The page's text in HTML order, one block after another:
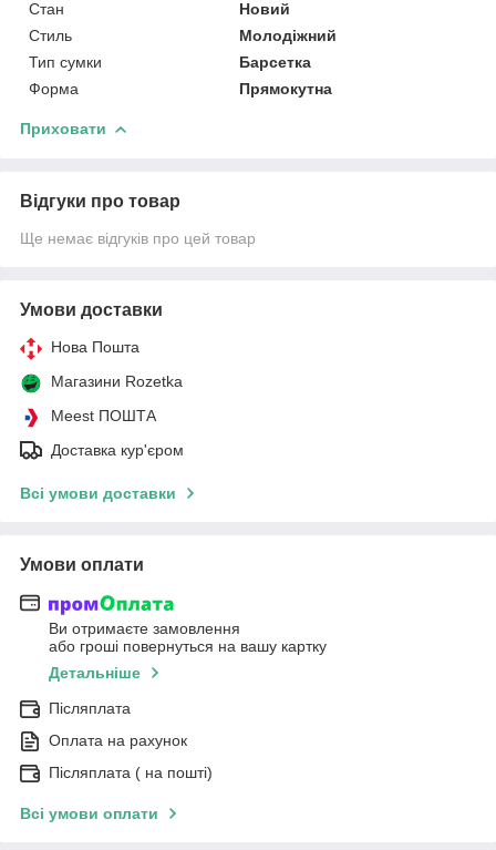
Стан
Новий
Стиль
Молодіжний
Тип сумки
Барсетка
Форма
Прямокутна
Приховати
Відгуки про товар
Ще немає відгуків про цей товар
Умови доставки
Нова Пошта
Магазини Rozetka
Meest ПОШТА
Доставка кур'єром
Всі умови доставки
Умови оплати
Ви отримаєте замовлення
або гроші повернуться на вашу картку
Детальніше
Післяплата
Оплата на рахунок
Післяплата ( на пошті)
Всі умови оплати